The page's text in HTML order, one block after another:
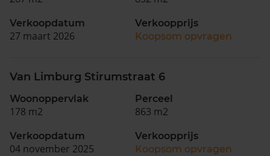
Verkoopdatum
27 maart 2026
Verkoopprijs
Koopsom opvragen
Van Limburg Stirumstraat 6
Woonoppervlak
178 m2
Perceel
863 m2
Verkoopdatum
04 november 2025
Verkoopprijs
Koopsom opvragen